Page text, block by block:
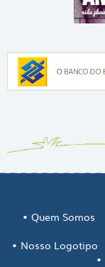
Quem Somos
Nosso Logotipo